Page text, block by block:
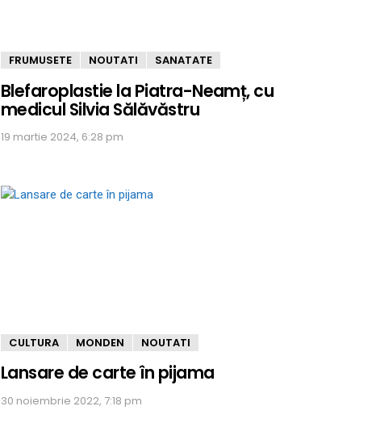
FRUMUSETE NOUTATI SANATATE
Blefaroplastie la Piatra-Neamț, cu
medicul Silvia Sălăvăstru
19 martie 2024, 6:28 pm
CULTURA MONDEN NOUTATI
Lansare de carte în pijama
30 noiembrie 2022, 7:18 pm